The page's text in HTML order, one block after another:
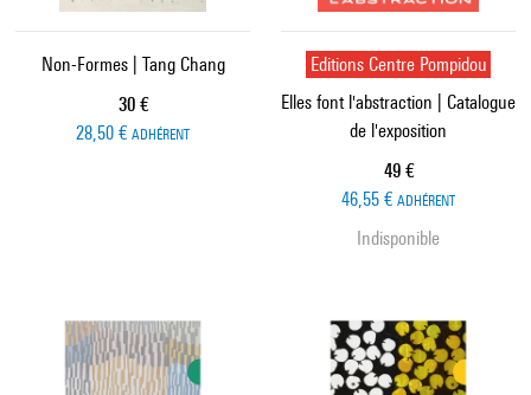
Non-Formes | Tang Chang
Prix ​​actuel
30 €
28,50 € ADHÉRENT
Editions Centre Pompidou
Elles font l'abstraction | Catalogue
de l'exposition
Prix ​​actuel
49 €
46,55 € ADHÉRENT
Indisponible